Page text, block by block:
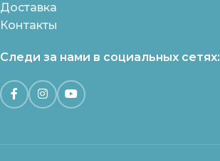
Доставка
Контакты
Следи за нами в социальных сетях: